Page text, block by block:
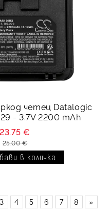
четец Datalogic
- 3.7V 2200 mAh
23.75 €
25.00 €
3 4 5 6 7 8 »